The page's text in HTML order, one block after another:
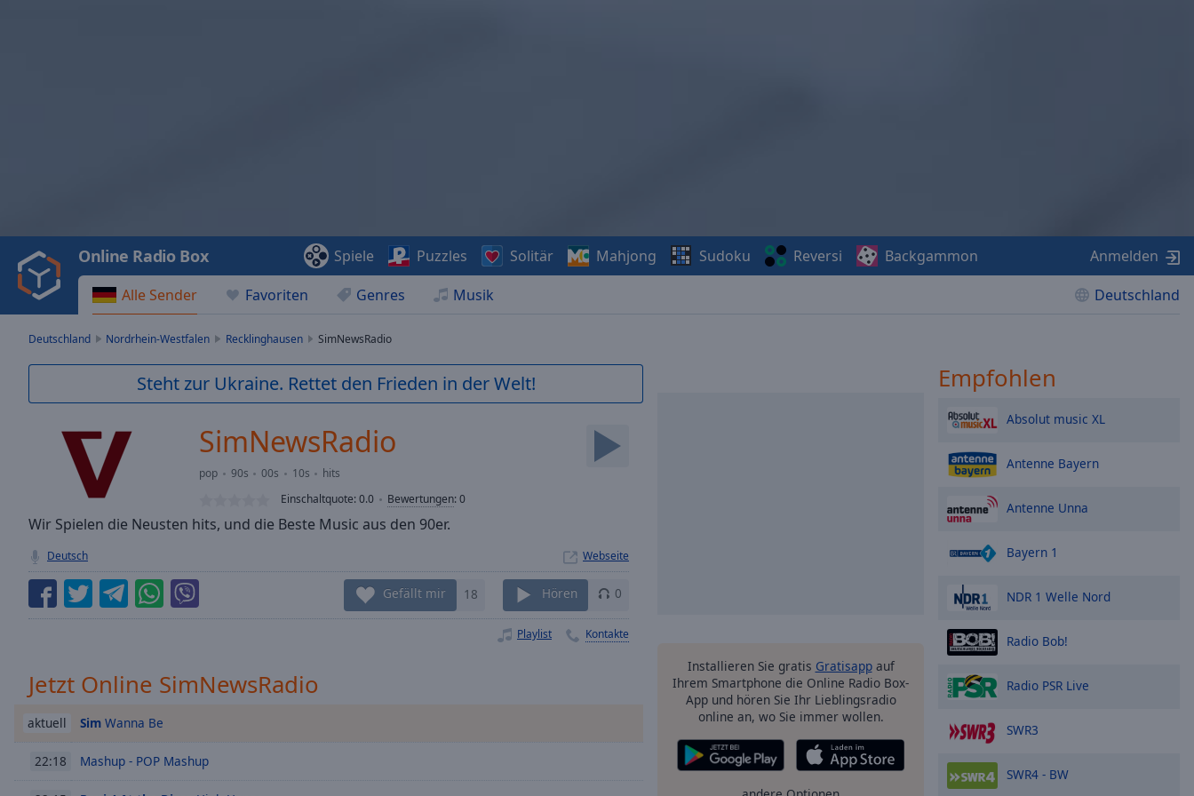
Video
Play
Backward
Skip
Current
Duration-:-
TypeLIVE
live,
currently
behind
LIVE
Remaining
Playback
Rate
Chapters
Alle Sender Favoriten Genres Musik Deutschland
Online Radio Box Spiele Puzzles Solitär Mahjong Sudoku Reversi Backgammon Anmelden
Deutschland Nordrhein-Westfalen Recklinghausen SimNewsRadio
Steht zur Ukraine. Rettet den Frieden in der Welt!
SimNewsRadio
pop 90s 00s 10s
hits
Einschaltquote:0.0 Bewertungen:0
Wir Spielen die Neusten hits, und die Beste Music aus den 90er.
Deutsch Webseite
Gefällt mir 18 Hören 0
Playlist Kontakte
Jetzt Online SimNewsRadio
aktuell Sim Wanna Be
22:18 Mashup - POP Mashup
Installieren Sie gratis Gratisappauf
Ihrem Smartphone die Online Radio Box-
App und hören Sie Ihr Lieblingsradio
online an, wo Sie immer wollen.
Empfohlen
Absolut music XL
Antenne Bayern
Antenne Unna
Bayern 1
NDR 1 Welle Nord
Radio Bob!
Radio PSR Live
SWR3
SWR4 - BW